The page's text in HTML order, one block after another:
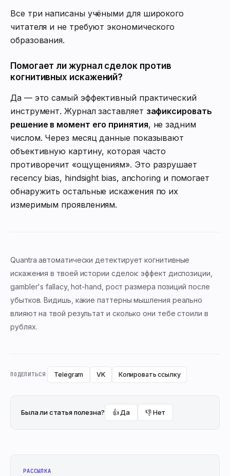
Все три написаны учёными для широкого
читателя и не требуют экономического
образования.
Помогает ли журнал сделок против
когнитивных искажений?
Да — это самый эффективный практический
инструмент. Журнал заставляет зафиксировать
решение в момент его принятия, не задним
числом. Через месяц данные показывают
объективную картину, которая часто
противоречит «ощущениям». Это разрушает
recency bias, hindsight bias, anchoring и помогает
обнаружить остальные искажения по их
измеримым проявлениям.
Quantra автоматически детектирует когнитивные
искажения в твоей истории сделок: эффект диспозиции,
gambler's fallacy, hot-hand, рост размера позиций после
убытков. Видишь, какие паттерны мышления реально
влияют на твой результат и сколько они тебе стоили в
рублях.
ПОДЕЛИТЬСЯ Telegram VK Копировать ссылку
Была ли статья полезна? 👍 Да 👎 Нет
РАССЫЛКА